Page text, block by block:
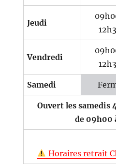
Jeudi
Vendredi
Samedi
Ouvert les samedis
de 09h00
Horaires retrait